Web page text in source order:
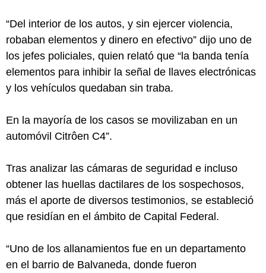
“Del interior de los autos, y sin ejercer violencia,
robaban elementos y dinero en efectivo” dijo uno de
los jefes policiales, quien relató que “la banda tenía
elementos para inhibir la señal de llaves electrónicas
y los vehículos quedaban sin traba.
En la mayoría de los casos se movilizaban en un
automóvil Citrôen C4”.
Tras analizar las cámaras de seguridad e incluso
obtener las huellas dactilares de los sospechosos,
más el aporte de diversos testimonios, se estableció
que residían en el ámbito de Capital Federal.
“Uno de los allanamientos fue en un departamento
en el barrio de Balvaneda, donde fueron